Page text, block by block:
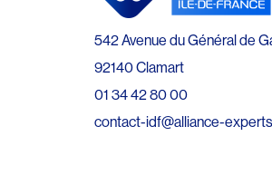
542 Avenue du Général de
92140 Clamart
01 34 42 80 00
contact-idf@alliance-